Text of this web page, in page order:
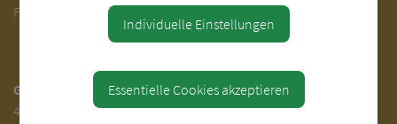
Fr. 7.00 - 12.00 Uhr
Gemeinde Behamberg
4441 Behamberg 30
Individuelle Einstellungen
Essentielle Cookies akzeptieren